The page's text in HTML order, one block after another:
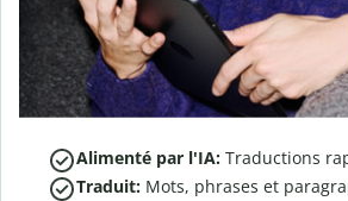
Alimenté par l'IA: Traductions
Traduit: Mots, phrases et